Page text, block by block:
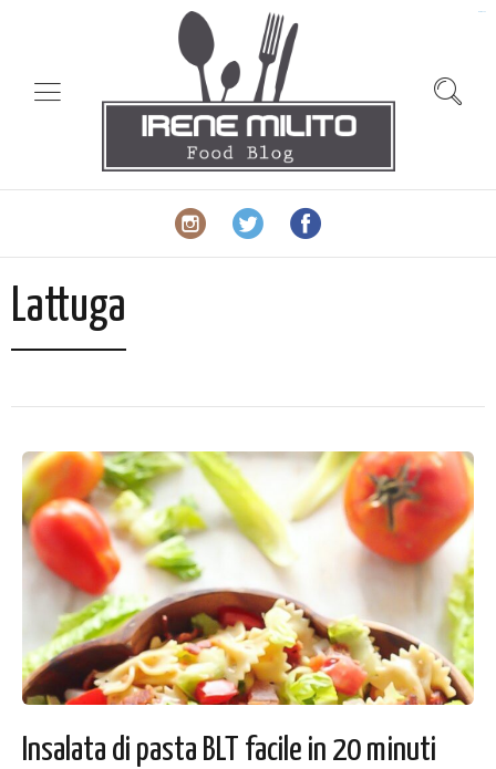
Lattuga
Insalata di pasta BLT facile in 20 minuti